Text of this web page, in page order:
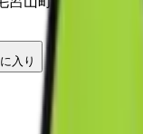
入り